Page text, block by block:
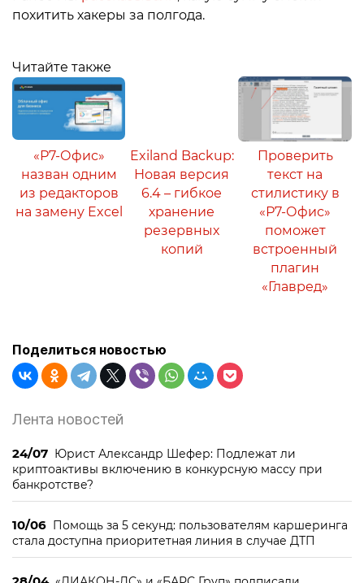
похитить хакеры за полгода.
Читайте также
«Р7-Офис»
назван одним
из редакторов
на замену Excel
Exiland Backup:
Новая версия
6.4 – гибкое
хранение
резервных
копий
Проверить
текст на
стилистику в
«Р7-Офис»
поможет
встроенный
плагин
«Главред»
Поделиться новостью
Лента новостей
24/07 Юрист Александр Шефер: Подлежат ли
криптоактивы включению в конкурсную массу при
банкротстве?
10/06 Помощь за 5 секунд: пользователям каршеринга
стала доступна приоритетная линия в случае ДТП